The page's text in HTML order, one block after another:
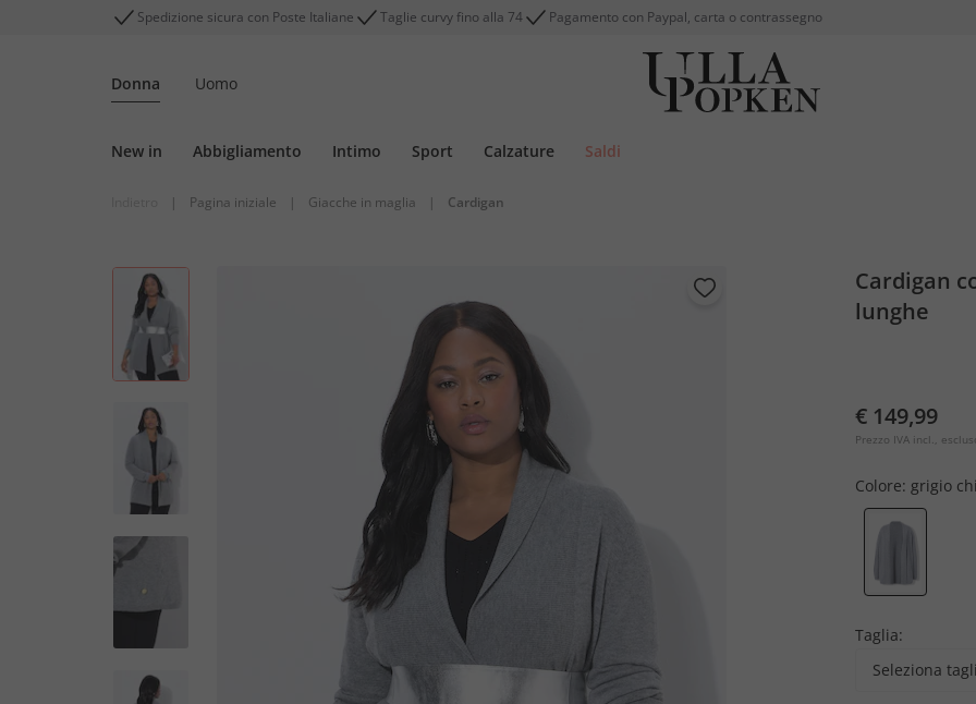
Spedizione sicura con Poste Italiane Taglie curvy fino alla 74 Pagamento con Paypal, carta o contrassegno
Donna Uomo
New in Abbigliamento Intimo Sport Calzature Saldi
| Pagina iniziale | Giacche in maglia | Cardigan
Cardigan
lunghe
€ 149,99
Prezzo IVA incl.,
Colore: grigio
Taglia:
Seleziona